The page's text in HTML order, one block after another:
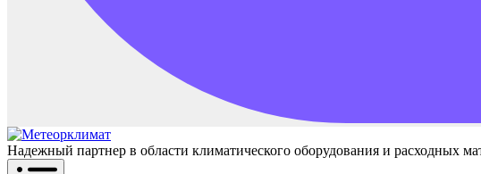
Надежный партнер в области климатического оборудования и расходных